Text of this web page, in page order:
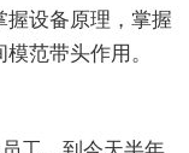
握设备原理，掌握
范带头作用。